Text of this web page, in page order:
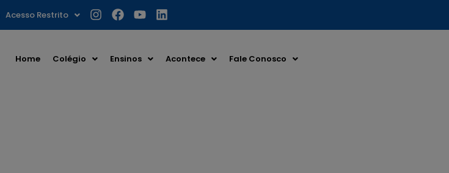
Acesso Restrito
Home Colégio Ensinos Acontece Fale Conosco